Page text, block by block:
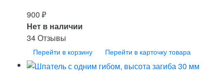
900 ₽
Нет в наличии
34 Отзывы
Перейти в корзину Перейти в карточку товара